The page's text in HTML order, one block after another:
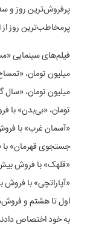
پرمخاطب‌ترین روز
به خود اختصاص